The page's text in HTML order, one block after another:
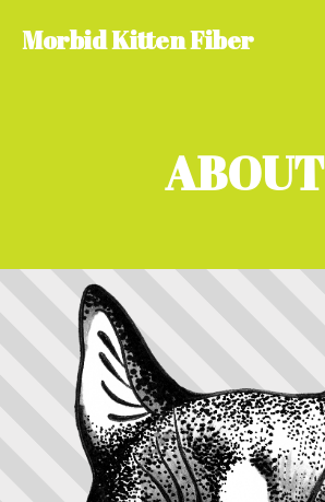
Morbid Kitten Fiber
ABOUT